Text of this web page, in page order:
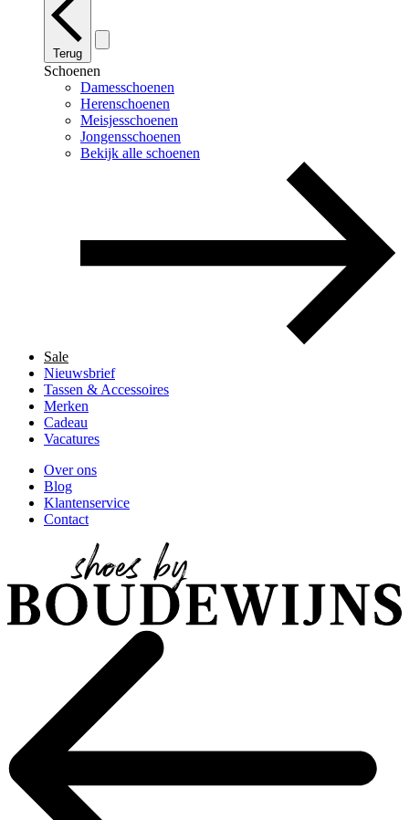
Terug
Schoenen
Damesschoenen
Herenschoenen
Meisjesschoenen
Jongensschoenen
Bekijk alle schoenen
Sale
Nieuwsbrief
Tassen & Accessoires
Merken
Cadeau
Vacatures
Over ons
Blog
Klantenservice
Contact